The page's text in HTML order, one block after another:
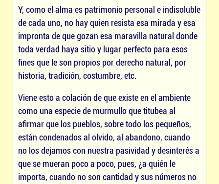
Y, como el alma es patrimonio personal e indisoluble
de cada uno, no hay quien resista esa mirada y esa
impronta de que gozan esa maravilla natural donde
toda verdad haya sitio y lugar perfecto para esos
fines que le son propios por derecho natural, por
historia, tradición, costumbre, etc.
Viene esto a colación de que existe en el ambiente
como una especie de murmullo que titubea al
afirmar que los pueblos, sobre todo los pequeños,
están condenados al olvido, al abandono, cuando
no los dejamos con nuestra pasividad y desinterés a
que se mueran poco a poco, pues, ¿a quién le
importa, cuando no son cantidad y sus números no